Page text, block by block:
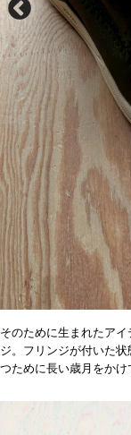
そのために生まれたア
ジ。フリンジが付いた
つために長い歳月をかけ